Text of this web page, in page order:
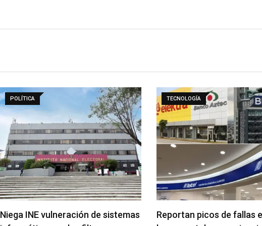
POLÍTICA
Niega INE vulneración de sistemas
TECNOLOGÍA
Reportan picos de fallas